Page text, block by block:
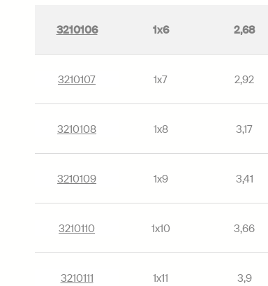
3210106 1х6 2,68
3210107 1х7 2,92
3210108 1х8 3,17
3210109 1х9 3,41
3210110 1х10 3,66
3210111 1х11 3,9